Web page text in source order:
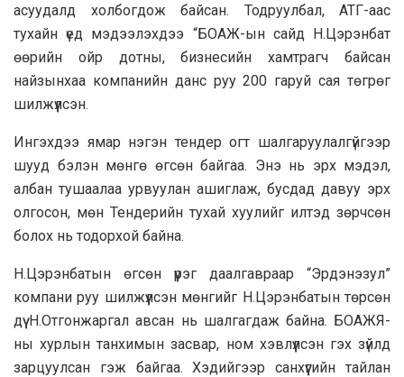
асуудалд холбогдож байсан. Тодруулбал, АТГ-аас
тухайн үед мэдээлэхдээ “БОАЖ-ын сайд Н.Цэрэнбат
өөрийн ойр дотны, бизнесийн хамтрагч байсан
найзынхаа компанийн данс руу 200 гаруй сая төгрөг
шилжүүлсэн.
Ингэхдээ ямар нэгэн тендер огт шалгаруулалгүйгээр
шууд бэлэн мөнгө өгсөн байгаа. Энэ нь эрх мэдэл,
албан тушаалаа урвуулан ашиглаж, бусдад давуу эрх
олгосон, мөн Тендерийн тухай хуулийг илтэд зөрчсөн
болох нь тодорхой байна.
Н.Цэрэнбатын өгсөн үүрэг даалгавраар “Эрдэнэзул”
компани руу шилжүүлсэн мөнгийг Н.Цэрэнбатын төрсөн
дүү Н.Отгонжаргал авсан нь шалгагдаж байна. БОАЖЯ-
ны хурлын танхимын засвар, ном хэвлүүлсэн гэх зүйлд
зарцуулсан гэж байгаа. Хэдийгээр санхүүгийн тайлан